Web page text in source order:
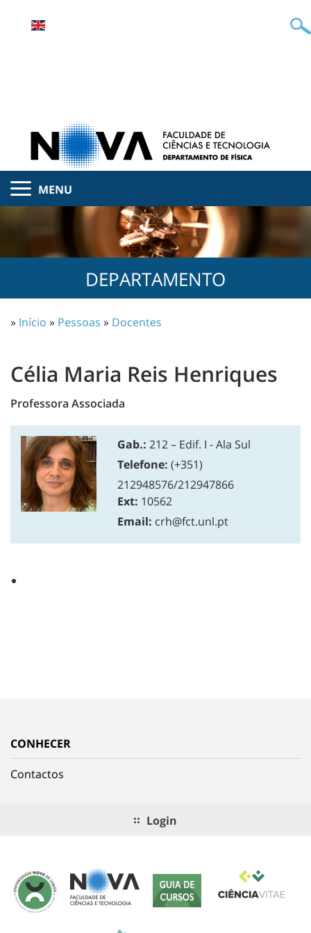
MENU
DEPARTAMENTO
» Início » Pessoas » Docentes
Célia Maria Reis Henriques
Professora Associada
Gab.: 212 – Edif. I - Ala Sul
Telefone: (+351)
212948576/212947866
Ext: 10562
Email: crh@fct.unl.pt
CONHECER
Contactos
Login